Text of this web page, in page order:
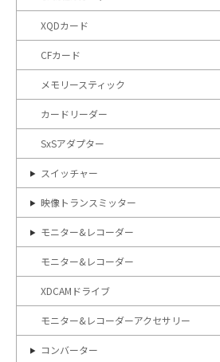
XQDカード
CFカード
メモリースティック
カードリーダー
SxSアダプター
スイッチャー
映像トランスミッター
モニター&レコーダー
モニター&レコーダー
XDCAMドライブ
モニター&レコーダーアクセサリー
コンバーター